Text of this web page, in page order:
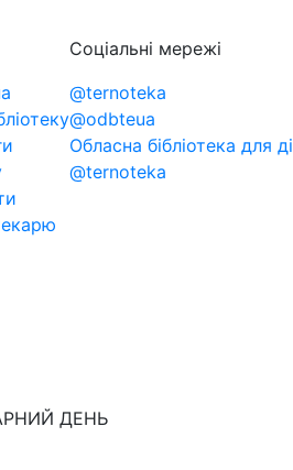
Соціальні мережі
@ternoteka
@odbteua
Обласна бібліотека для
@ternoteka
ДЕНЬ